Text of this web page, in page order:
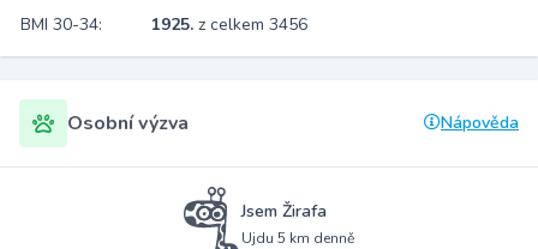
BMI 30-34:
1925. z celkem 3456
Osobní výzva Nápověda
Jsem Žirafa
Ujdu 5 km denně